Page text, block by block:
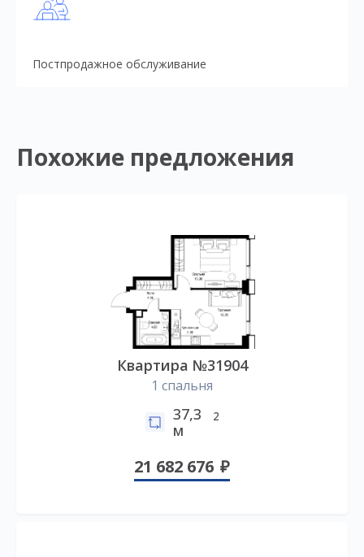
Постпродажное обслуживание
Похожие предложения
Квартира №31904
1 спальня
37,3
м
2
21 682 676